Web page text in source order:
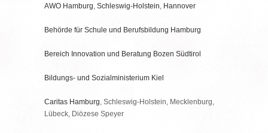
AWO Hamburg, Schleswig-Holstein, Hannover
Behörde für Schule und Berufsbildung Hamburg
Bereich Innovation und Beratung Bozen Südtirol
Bildungs- und Sozialministerium Kiel
Caritas Hamburg, Schleswig-Holstein, Mecklenburg,
Lübeck, Diözese Speyer